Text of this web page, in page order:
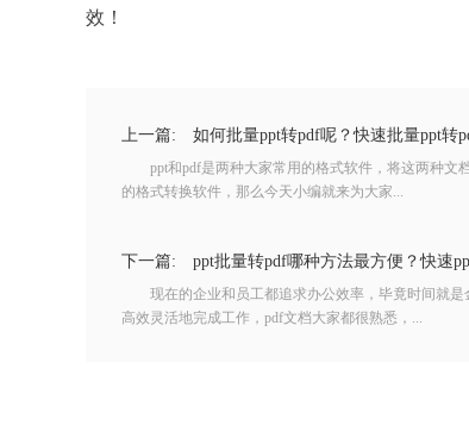
效！
上一篇: 如何批量ppt转pdf呢？快速批量ppt转
ppt和pdf是两种大家常用的格式软件，将这两种文
的格式转换软件，那么今天小编就来为大家...
下一篇: ppt批量转pdf哪种方法最方便？快速
现在的企业和员工都追求办公效率，毕竟时间就是
高效灵活地完成工作，pdf文档大家都很熟悉，...